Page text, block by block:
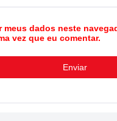
meus dados neste
vez que eu comentar.